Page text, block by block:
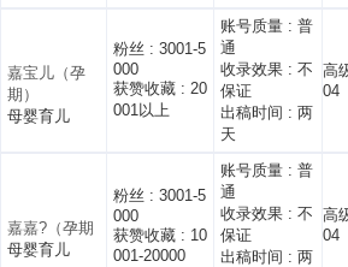
嘉宝儿（孕
期）
母婴育儿
粉丝 : 3001-5
000
获赞收藏 : 20
001以上
账号质量 : 普
通
收录效果 : 不
保证
出稿时间 : 两
天
高
04
嘉嘉?（孕期
母婴育儿
粉丝 : 3001-5
000
获赞收藏 : 10
001-20000
账号质量 : 普
通
收录效果 : 不
保证
出稿时间 : 两
高
04